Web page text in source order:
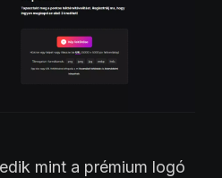
mint a prémium logó